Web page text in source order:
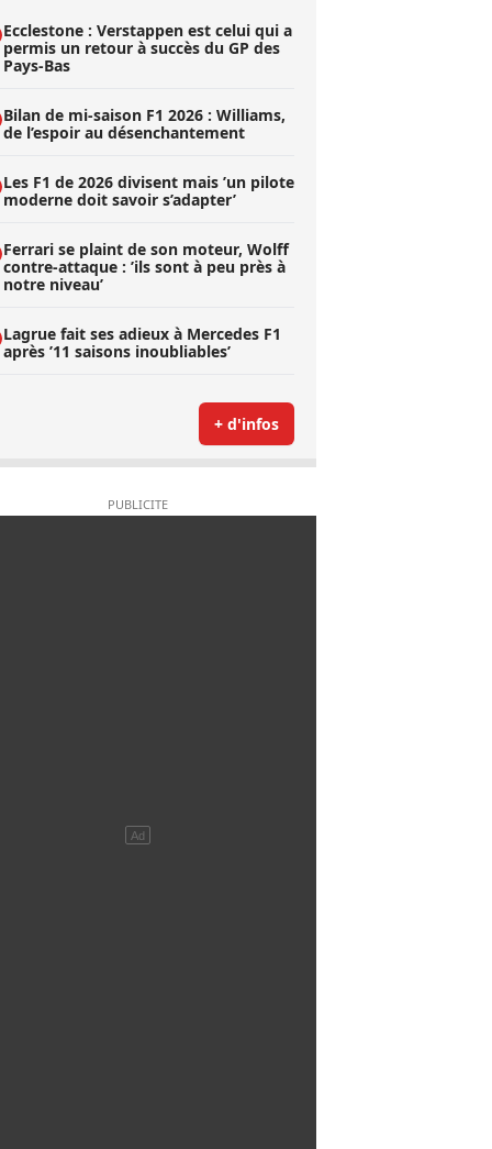
Ecclestone : Verstappen est celui qui a
permis un retour à succès du GP des
Pays-Bas
Bilan de mi-saison F1 2026 : Williams,
de l’espoir au désenchantement
Les F1 de 2026 divisent mais ’un pilote
moderne doit savoir s’adapter’
Ferrari se plaint de son moteur, Wolff
contre-attaque : ’ils sont à peu près à
notre niveau’
Lagrue fait ses adieux à Mercedes F1
après ’11 saisons inoubliables’
+ d'infos